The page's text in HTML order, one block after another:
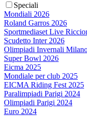
Speciali
Mondiali 2026
Roland Garros 2026
Sportmediaset Live
Scudetto Inter 2026
Olimpiadi Invernali
Super Bowl 2026
Eicma 2025
Mondiale per club 2025
EICMA Riding Fest 2025
Paralimpiadi Parigi 2024
Olimpiadi Parigi 2024
Euro 2024